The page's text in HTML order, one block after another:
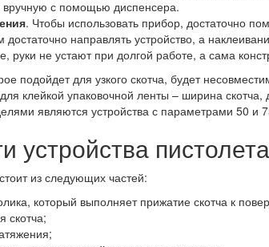
вручную с помощью диспенсера.
. Чтобы использовать прибор, достаточно
достаточно направлять устройство, а
руки не устают при долгой работе, а сама
подойдет для узкого скотча, будет
клейкой упаковочной ленты – ширина
являются устройства с параметрами 50 и
устройства
из следующих частей:
который выполняет прижатие скотча к
скотча;